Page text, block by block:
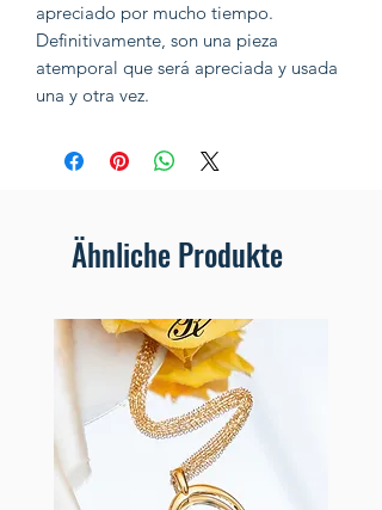
apreciado por mucho tiempo.
Definitivamente, son una pieza
atemporal que será apreciada y usada
una y otra vez.
Ähnliche Produkte